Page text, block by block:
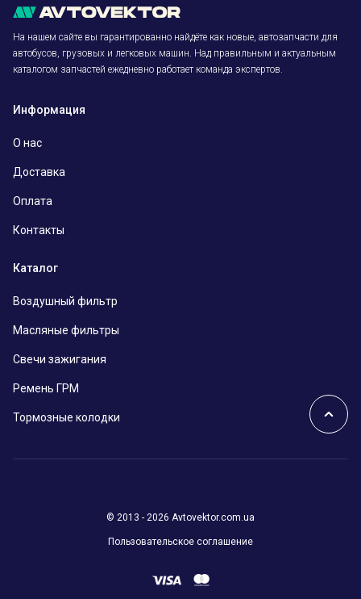
На нашем сайте вы гарантированно найдёте как новые, автозапчасти для
автобусов, грузовых и легковых машин. Над правильным и актуальным
каталогом запчастей ежедневно работает команда экспертов.
Информация
О нас
Доставка
Оплата
Контакты
Каталог
Воздушный фильтр
Масляные фильтры
Свечи зажигания
Ремень ГРМ
Тормозные колодки
© 2013 - 2026 Avtovektor.com.ua
Пользовательское соглашение